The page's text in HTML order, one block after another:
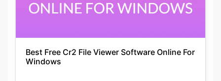
Best Free Cr2 File Viewer Software Online For